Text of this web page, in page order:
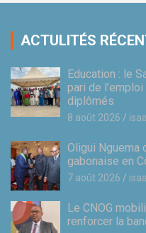
ACTULITÉS
Education : le
pari de
diplômés
8 août 2026
Oligui Nguema
gabonaise en
7 août 2026
Le CNOG
renforcer la